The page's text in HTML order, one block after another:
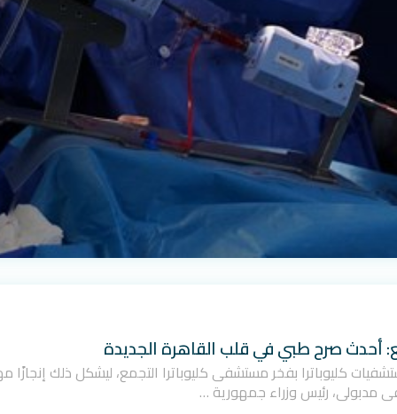
أحدث صرح طبي في قلب القاهرة الجديدة
مجموعة مستشفيات كليوباترا بفخر مستشفى كليوباترا التجمع، ليشكل ذلك
مدبولي، رئيس وزراء جمهورية …